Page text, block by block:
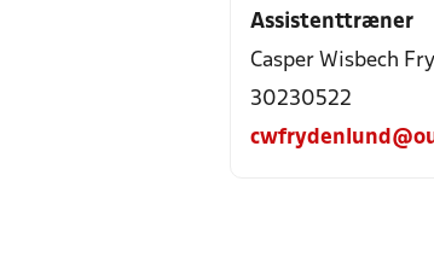
Assistenttræner
Casper Wisbech
30230522